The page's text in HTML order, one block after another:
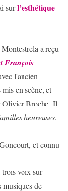
surl’esthétique
Montestrela a reçu
François
l'ancien
en scène, et
Olivier Broche. Il
heureuses.
et connu
trois voix sur
musiques de